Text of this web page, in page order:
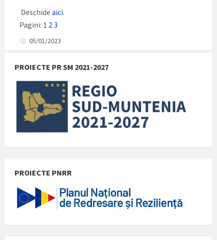
Deschide aici.
Pagini: 1 2 3
05/01/2023
PROIECTE PR SM 2021-2027
PROIECTE PNRR